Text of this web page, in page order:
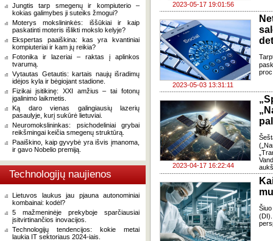
Jungtis tarp smegenų ir kompiuterio –
kokias galimybes ji suteiks žmogui?
Moterys mokslininkės: iššūkiai ir kaip
paskatinti moteris išlikti mokslo kelyje?
Ekspertas paaiškina: kas yra kvantiniai
kompiuteriai ir kam jų reikia?
Fotonika ir lazeriai – raktas į aplinkos
tvarumą.
Vytautas Getautis: kartais naujų išradimų
idėjos kyla ir bėgiojant stadione.
Fizikai įsitikinę: XXI amžius – tai fotonų
įgalinimo laikmetis.
Ką daro vienas galingiausių lazerių
pasaulyje, kurį sukūrė lietuviai.
Neuromokslininkas: psichodeliniai grybai
reikšmingai keičia smegenų struktūrą.
Paaiškino, kaip gyvybė yra išvis įmanoma,
ir gavo Nobelio premiją.
Technologijų naujienos
Lietuvos laukus jau pjauna autonominiai
kombainai: kodėl?
5 mažmeninėje prekyboje sparčiausiai
įsitvirtinančios inovacijos.
Technologijų tendencijos: kokie metai
laukia IT sektoriaus 2024-iais.
2023-05-17 19:01:56
2023-05-03 13:31:11
2023-04-17 16:22:44